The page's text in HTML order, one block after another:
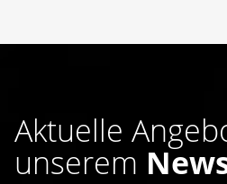
Aktuelle
unserem